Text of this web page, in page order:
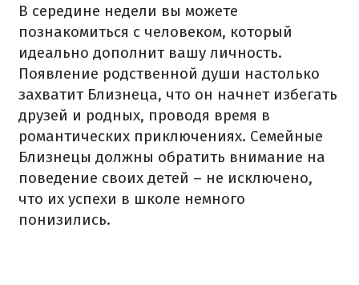
В середине недели вы можете
познакомиться с человеком, который
идеально дополнит вашу личность.
Появление родственной души настолько
захватит Близнеца, что он начнет избегать
друзей и родных, проводя время в
романтических приключениях. Семейные
Близнецы должны обратить внимание на
поведение своих детей – не исключено,
что их успехи в школе немного
понизились.